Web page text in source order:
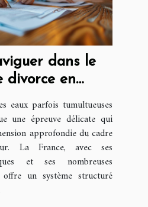
dans le
divorce en
eaux parfois tumultueuses
une épreuve délicate qui
approfondie du cadre
La France, avec ses
et ses nombreuses
un système structuré